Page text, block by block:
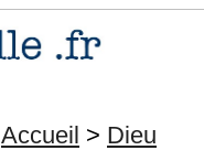
Accueil > Dieu